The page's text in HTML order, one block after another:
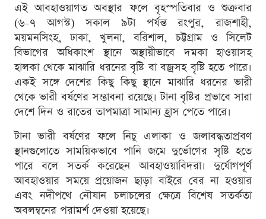
এই আবহাওয়াগত অবস্থার ফলে বৃহস্পতিবার ও শুক্রবার
(৬-৭ আগস্ট) সকাল ৯টা পর্যন্ত রংপুর, রাজশাহী,
ময়মনসিংহ, ঢাকা, খুলনা, বরিশাল, চট্টগ্রাম ও সিলেট
বিভাগের অধিকাংশ স্থানে অস্থায়ীভাবে দমকা হাওয়াসহ
হালকা থেকে মাঝারি ধরনের বৃষ্টি বা বজ্রসহ বৃষ্টি হতে পারে।
একই সঙ্গে দেশের কিছু কিছু স্থানে মাঝারি ধরনের ভারী
থেকে ভারী বর্ষণের সম্ভাবনা রয়েছে। টানা বৃষ্টির প্রভাবে সারা
দেশে দিন ও রাতের তাপমাত্রা সামান্য হ্রাস পেতে পারে।
টানা ভারী বর্ষণের ফলে নিচু এলাকা ও জলাবদ্ধতাপ্রবণ
স্থানগুলোতে সাময়িকভাবে পানি জমে দুর্ভোগের সৃষ্টি হতে
পারে বলে সতর্ক করেছেন আবহাওয়াবিদরা। দুর্যোগপূর্ণ
আবহাওয়ার সময়ে প্রয়োজন ছাড়া বাইরে বের না হওয়ার
এবং নদীপথে নৌযান চলাচলের ক্ষেত্রে বিশেষ সতর্কতা
অবলম্বনের পরামর্শ দেওয়া হয়েছে।